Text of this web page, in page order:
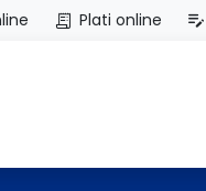
Plati online